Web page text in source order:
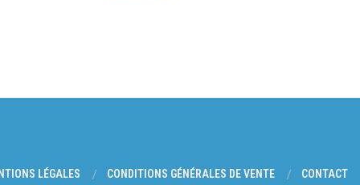
LÉGALES CONDITIONS GÉNÉRALES DE VENTE CONTACT